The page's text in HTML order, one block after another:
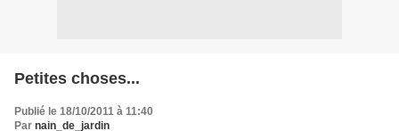
Petites choses...
Publié le 18/10/2011 à 11:40
Par nain_de_jardin